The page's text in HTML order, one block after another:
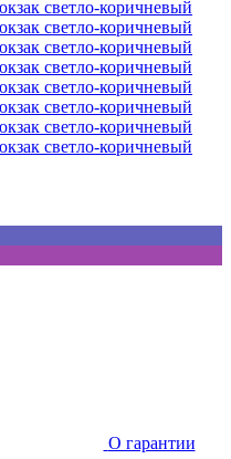
О гарантии